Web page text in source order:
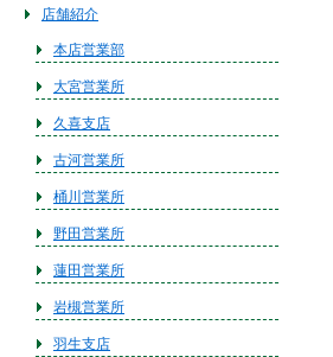
店舗紹介
本店営業部
大宮営業所
久喜支店
古河営業所
桶川営業所
野田営業所
蓮田営業所
岩槻営業所
羽生支店